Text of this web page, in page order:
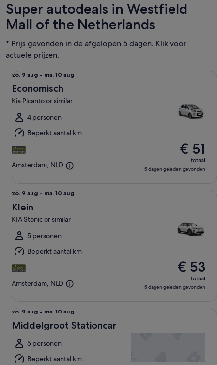
Super autodeals in Westfield
Mall of the Netherlands
* Prijs gevonden in de afgelopen 6 dagen. Klik voor
actuele prijzen.
zo.
9
aug
tot
ma.
10
aug
zo. 9 aug - ma. 10 aug
Economisch
Kia Picanto or similar
4 personen
Beperkt aantal km
Amsterdam, NLD
€ 51
totaal
5 dagen geleden gevonden
zo.
9
aug
tot
ma.
10
aug
zo. 9 aug - ma. 10 aug
Klein
KIA Stonic or similar
5 personen
Beperkt aantal km
Amsterdam, NLD
€ 53
totaal
5 dagen geleden gevonden
zo.
9
tot
ma.
zo. 9 aug - ma. 10 aug
Middelgroot Stationcar
5 personen
Beperkt aantal km